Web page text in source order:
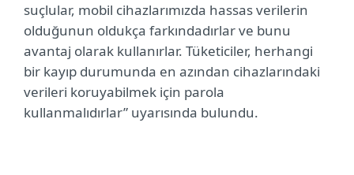
suçlular, mobil cihazlarımızda hassas verilerin
olduğunun oldukça farkındadırlar ve bunu
avantaj olarak kullanırlar. Tüketiciler, herhangi
bir kayıp durumunda en azından cihazlarındaki
verileri koruyabilmek için parola
kullanmalıdırlar” uyarısında bulundu.